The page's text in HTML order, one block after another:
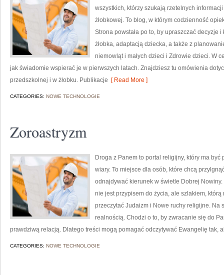
wszystkich, którzy szukają rzetelnych
żłobkowej. To blog, w którym codzienność
Strona powstała po to, by upraszczać decyzje
żłobka, adaptacją dziecka, a także z
niemowląt i małych dzieci i Zdrowie dzieci. W
jak świadomie wspierać je w pierwszych latach. Znajdziesz tu omówienia
przedszkolnej i w żłobku. Publikacje [ Read More ]
CATEGORIES: NOWE TECHNOLOGIE
Zoroastryzm
Droga z Panem to portal religijny, który ma
wiary. To miejsce dla osób, które chcą
odnajdywać kierunek w świetle Dobrej
nie jest przypisem do życia, ale szlakiem,
przeczytać Judaizm i Nowe ruchy religijne. Na
realnością. Chodzi o to, by zwracanie się do
prawdziwą relacją. Dlatego treści mogą pomagać odczytywać Ewangelię tak,
CATEGORIES: NOWE TECHNOLOGIE